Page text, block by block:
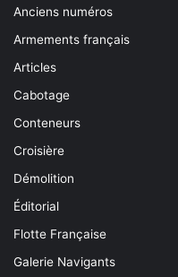
Anciens numéros
Armements français
Articles
Cabotage
Conteneurs
Croisière
Démolition
Éditorial
Flotte Française
Galerie Navigants